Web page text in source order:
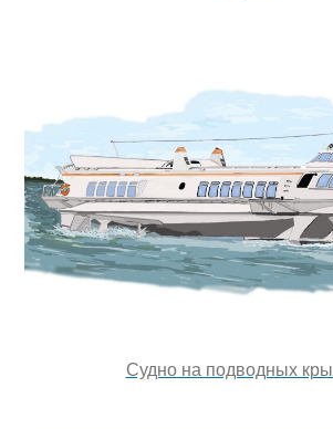
Судно на подводных